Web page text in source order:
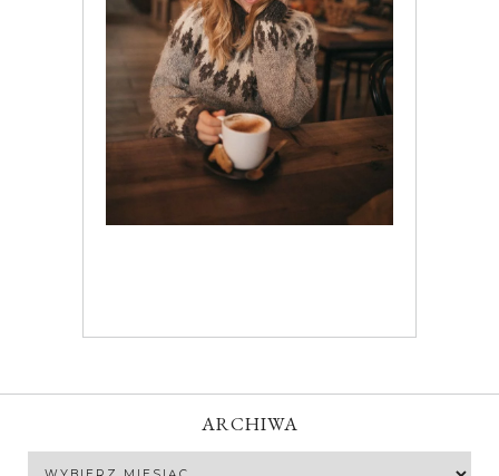
ARCHIWA
Archiwa